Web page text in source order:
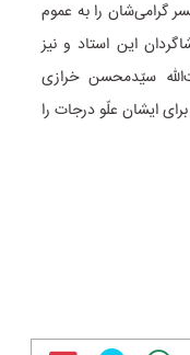
را به عموم
این استاد و نیز
سیّدمحسن خرازی
ایشان علّو درجات را